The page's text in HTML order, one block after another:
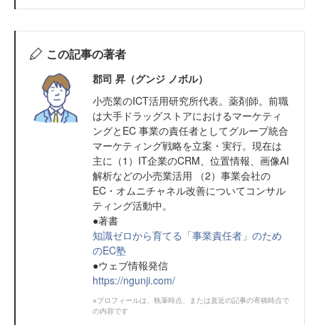
この記事の著者
郡司 昇（グンジ ノボル）
小売業のICT活用研究所代表。薬剤師。前職
は大手ドラッグストアにおけるマーケティ
ングとEC 事業の責任者としてグループ統合
マーケティング戦略を立案・実行。現在は
主に（1）IT企業のCRM、位置情報、画像AI
解析などの小売業活用 （2）事業会社の
EC・オムニチャネル改善についてコンサル
ティング活動中。
●著書
知識ゼロから育てる「事業責任者」のため
のEC塾
●ウェブ情報発信
https://ngunji.com/
※プロフィールは、執筆時点、または直近の記事の寄稿時点で
の内容です